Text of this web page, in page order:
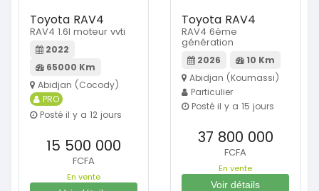
Toyota RAV4
RAV4 1.6l moteur vvti
2022
65000 Km
Abidjan (Cocody)
PRO
Posté il y a 12 jours
15 500 000
FCFA
En vente
Toyota RAV4
RAV4 6ème
génération
2026
10 Km
Abidjan (Koumassi)
Particulier
Posté il y a 15 jours
37 800 000
FCFA
En vente
Voir détails